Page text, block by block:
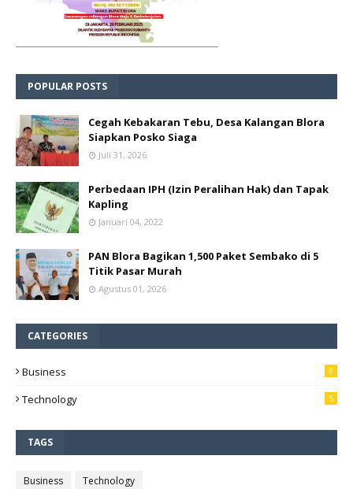
POPULAR POSTS
Cegah Kebakaran Tebu, Desa Kalangan Blora
Siapkan Posko Siaga
Juli 31, 2026
Perbedaan IPH (Izin Peralihan Hak) dan Tapak
Kapling
Januari 04, 2022
PAN Blora Bagikan 1,500 Paket Sembako di 5
Titik Pasar Murah
Agustus 01, 2026
CATEGORIES
Business 8
Technology 5
TAGS
Business Technology